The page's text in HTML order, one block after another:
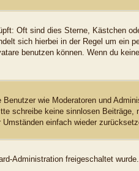
Oft sind dies Sterne, Kästchen
sich hierbei in der Regel um ein
benutzen können. Wenn du
wie Moderatoren und
schreibe keine sinnlosen Beiträge,
einfach wieder
Administration freigeschaltet